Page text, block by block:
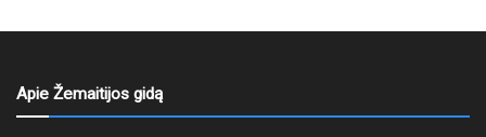
Apie Žemaitijos gidą